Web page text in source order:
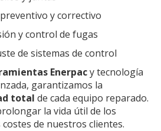
y correctivo
y control de fugas
de sistemas de control
Enerpacy tecnología
garantizamos la
total de cada equipo reparado.
la vida útil de los
de nuestros clientes.